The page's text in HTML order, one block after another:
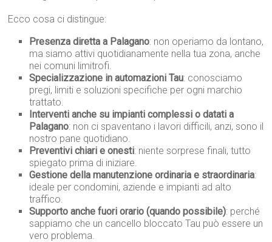
Ecco cosa ci distingue:
Presenza diretta a Palagano: non operiamo da lontano,
ma siamo attivi quotidianamente nella tua zona, anche
nei comuni limitrofi.
Specializzazione in automazioni Tau: conosciamo
pregi, limiti e soluzioni specifiche per ogni marchio
trattato.
Interventi anche su impianti complessi o datati a
Palagano: non ci spaventano i lavori difficili, anzi, sono il
nostro pane quotidiano.
Preventivi chiari e onesti: niente sorprese finali, tutto
spiegato prima di iniziare.
Gestione della manutenzione ordinaria e straordinaria:
ideale per condomini, aziende e impianti ad alto
traffico.
Supporto anche fuori orario (quando possibile): perché
sappiamo che un cancello bloccato Tau può essere un
vero problema.